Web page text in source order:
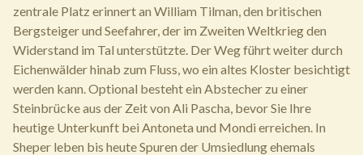
zentrale Platz erinnert an William Tilman, den britischen
Bergsteiger und Seefahrer, der im Zweiten Weltkrieg den
Widerstand im Tal unterstützte. Der Weg führt weiter durch
Eichenwälder hinab zum Fluss, wo ein altes Kloster besichtigt
werden kann. Optional besteht ein Abstecher zu einer
Steinbrücke aus der Zeit von Ali Pascha, bevor Sie Ihre
heutige Unterkunft bei Antoneta und Mondi erreichen. In
Sheper leben bis heute Spuren der Umsiedlung ehemals